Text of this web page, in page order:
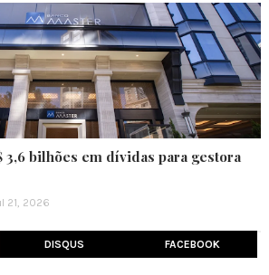
3,6 bilhões em dívidas para gestora
21, 2026
DISQUS FACEBOOK